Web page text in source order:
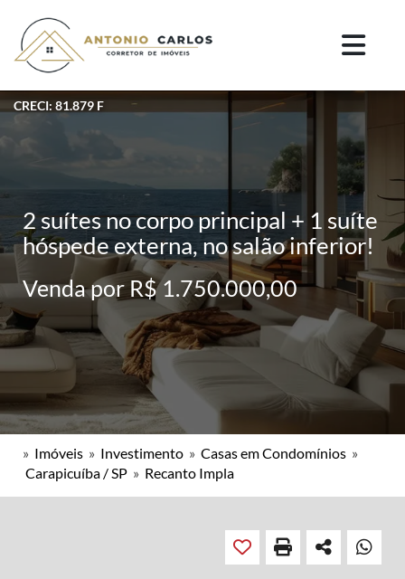
CRECI: 81.879 F
2 suítes no corpo principal + 1 suíte
hóspede externa, no salão inferior!
Venda por R$ 1.750.000,00
» Imóveis » Investimento » Casas em Condomínios »
Carapicuíba / SP » Recanto Impla